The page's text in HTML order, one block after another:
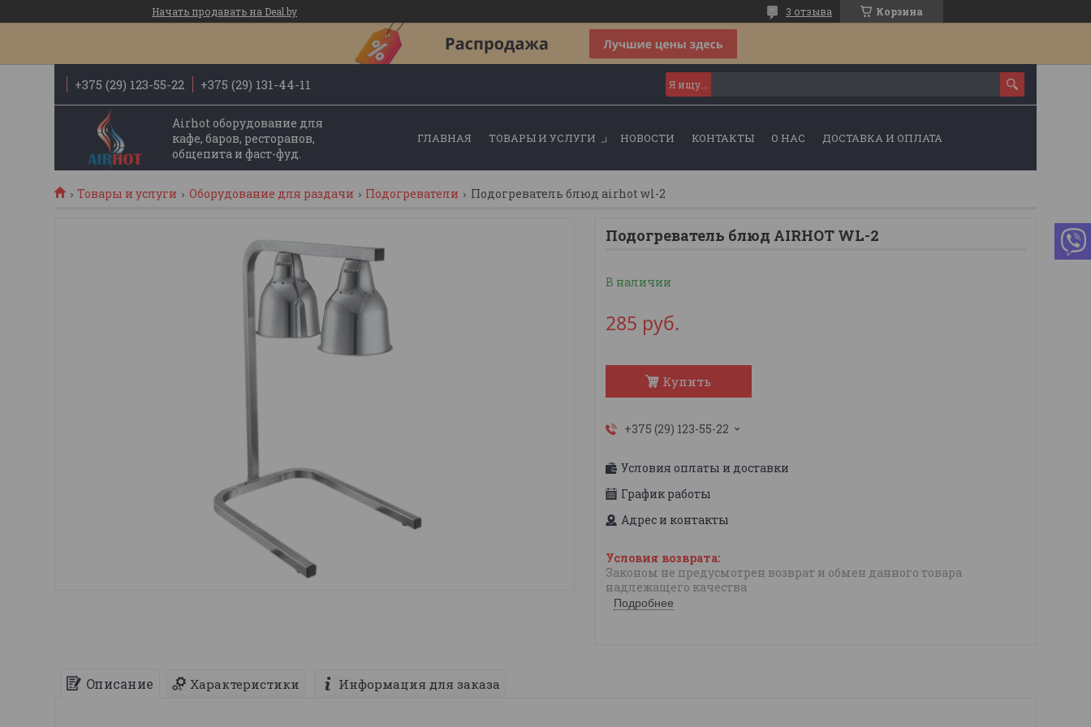
Начать продавать на Deal.by Корзина
3 отзыва
+375 (29) 123-55-22 +375 (29) 131-44-11
Airhot оборудование для
кафе, баров, ресторанов,
общепита и фаст-фуд.
ГЛАВНАЯ ТОВАРЫ И УСЛУГИ НОВОСТИ КОНТАКТЫ О НАС ДОСТАВКА И ОПЛАТА
Товары и услуги Оборудование для раздачи Подогреватели Подогреватель блюд airhot wl-2
Подогреватель блюд AIRHOT WL-2
В наличии
285 руб.
Купить
+375 (29) 123-55-22
Условия оплаты и доставки
График работы
Адрес и контакты
Законом не предусмотрен возврат и обмен данного товара
надлежащего качества
Подробнее
Описание Характеристики Информация для заказа